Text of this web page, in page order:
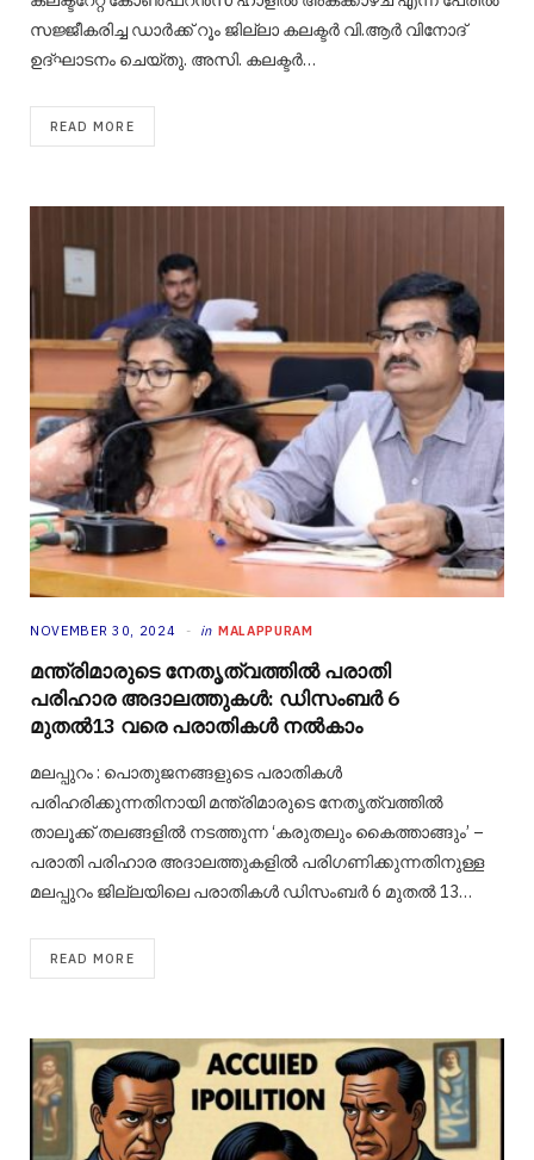
സജ്ജീകരിച്ച ഡാര്‍ക്ക് റൂം ജില്ലാ കലക്ടര്‍ വി.ആര്‍ വിനോദ്
ഉദ്ഘാടനം ചെയ്തു. അസി. കലക്ടര്‍…
READ MORE
NOVEMBER 30, 2024 in MALAPPURAM
മന്ത്രിമാരുടെ നേതൃത്വത്തില്‍ പരാതി
പരിഹാര അദാലത്തുകള്‍: ഡിസംബര്‍ 6
മുതല്‍13 വരെ പരാതികള്‍ നല്‍കാം
മലപ്പുറം : പൊതുജനങ്ങളുടെ പരാതികള്‍
പരിഹരിക്കുന്നതിനായി മന്ത്രിമാരുടെ നേതൃത്വത്തില്‍
താലൂക്ക് തലങ്ങളില്‍ നടത്തുന്ന ‘കരുതലും കൈത്താങ്ങും’ –
പരാതി പരിഹാര അദാലത്തുകളിൽ പരിഗണിക്കുന്നതിനുള്ള
മലപ്പുറം ജില്ലയിലെ പരാതികൾ ഡിസംബർ 6 മുതൽ 13…
READ MORE